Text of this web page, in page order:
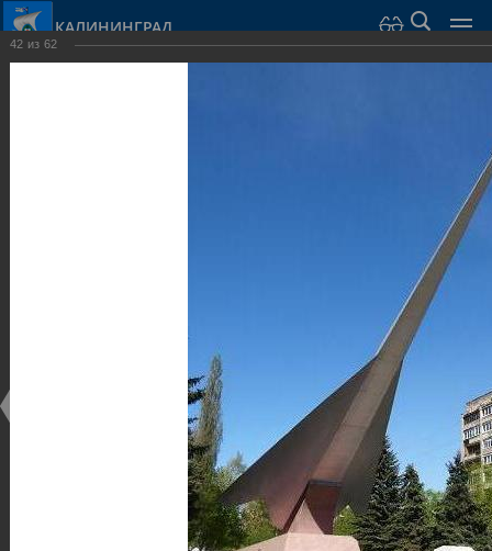
КАЛИНИНГРАД
42 из 62